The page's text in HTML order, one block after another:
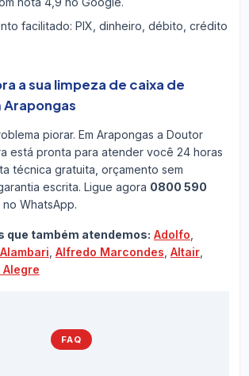
facilitado: PIX, dinheiro, débito, crédito
a sua limpeza de caixa de
piorar. Em Arapongas a Doutor
está pronta para atender você 24 horas
técnica gratuita, orçamento sem
escrita. Ligue agora 0800 590
WhatsApp.
que também atendemos: Adolfo
Alambari Alfredo Marcondes Altair,
Alegre
FAQ